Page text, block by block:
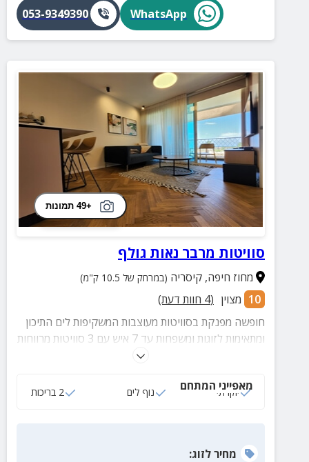
WhatsApp
053-9349390
+49 תמונות
סוויטות מרבר נאות גולף
מחוז חיפה,קיסריה (במרחק של 10.5 ק"מ)
10 מצוין (
4 חוות דעת)
חופשה מפנקת בסוויטות מעוצבות המשקיפות לים התיכון
ומתאימות לזוגות ומשפחות עד 7 איש עם 3 סוויטות מרווחות
עם מרפסת נוף פרטית, 2 בריכות גדולות ומקורות, מכון
שעשועים עם מתקנים לילדים, פינות ישיבה ועוד.
מאפייני המתחם
יוקרתי נוף לים 2 בריכות
מחירלזוג: